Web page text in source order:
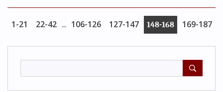
1-21 22-42 ... 106-126 127-147 148-168 169-187